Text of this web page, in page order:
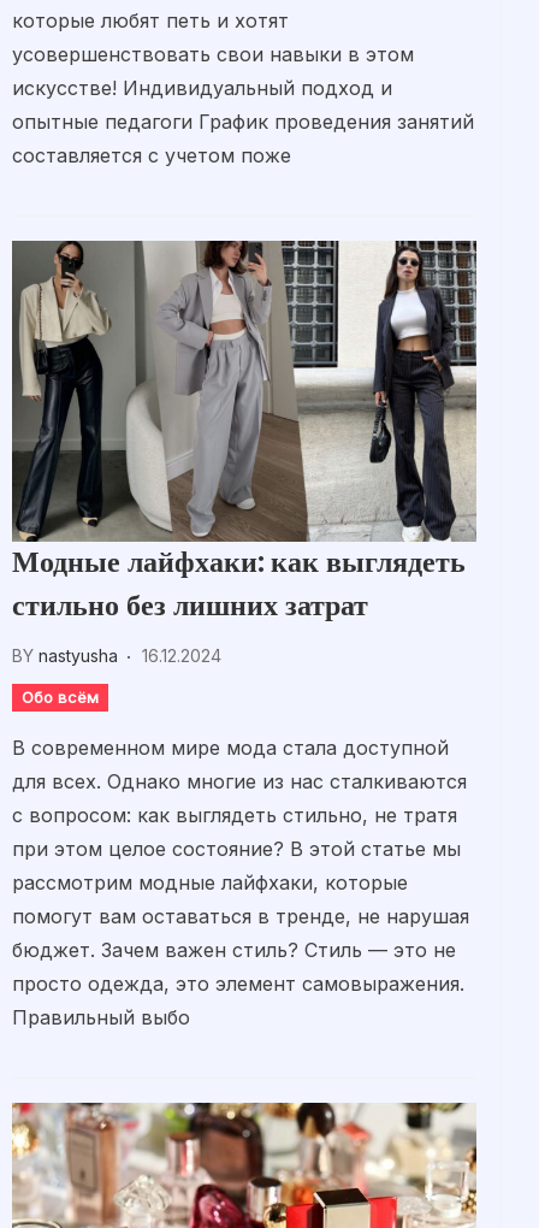
которые любят петь и хотят
усовершенствовать свои навыки в этом
искусстве! Индивидуальный подход и
опытные педагоги График проведения занятий
составляется с учетом поже
Модные лайфхаки: как выглядеть
стильно без лишних затрат
BY nastyusha 16.12.2024
Обо всём
В современном мире мода стала доступной
для всех. Однако многие из нас сталкиваются
с вопросом: как выглядеть стильно, не тратя
при этом целое состояние? В этой статье мы
рассмотрим модные лайфхаки, которые
помогут вам оставаться в тренде, не нарушая
бюджет. Зачем важен стиль? Стиль — это не
просто одежда, это элемент самовыражения.
Правильный выбо